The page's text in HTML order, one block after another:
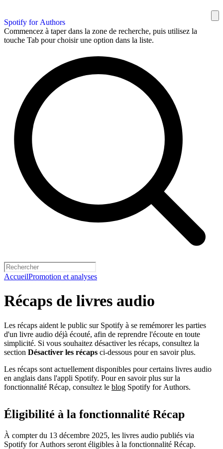
Spotify for Authors
Commencez à taper dans la zone de recherche, puis utilisez la
touche Tab pour choisir une option dans la liste.
AccueilPromotion et analyses
Récaps de livres audio
Les récaps aident le public sur Spotify à se remémorer les parties
d'un livre audio déjà écouté, afin de reprendre l'écoute en toute
simplicité. Si vous souhaitez désactiver les récaps, consultez la
section Désactiver les récaps ci-dessous pour en savoir plus.
Les récaps sont actuellement disponibles pour certains livres audio
en anglais dans l'appli Spotify. Pour en savoir plus sur la
fonctionnalité Récap, consultez le blog Spotify for Authors.
Éligibilité à la fonctionnalité Récap
À compter du 13 décembre 2025, les livres audio publiés via
Spotify for Authors seront éligibles à la fonctionnalité Récap.